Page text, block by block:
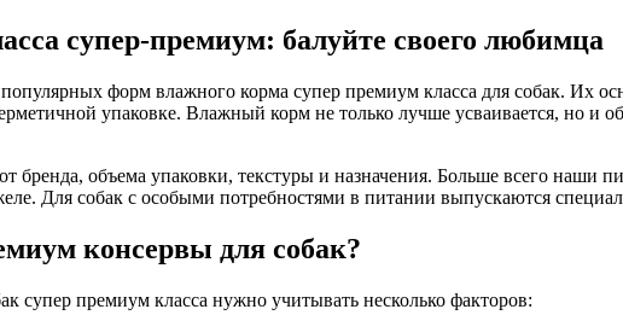
супер-премиум: балуйте своего любимца
форм влажного корма супер премиум класса для собак. Их
упаковке. Влажный корм не только лучше усваивается, но
бренда, объема упаковки, текстуры и назначения. Больше всего
Для собак с особыми потребностями в питании выпускаются
консервы для собак?
супер премиум класса нужно учитывать несколько факторов: